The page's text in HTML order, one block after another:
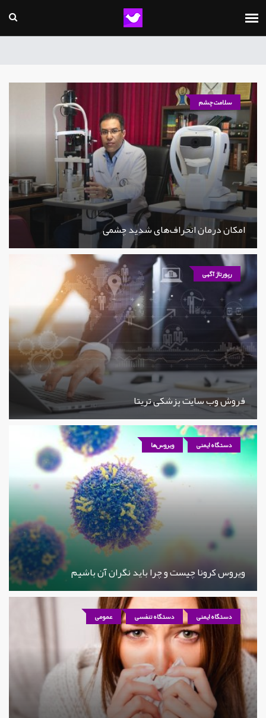
سلامت چشم
امکان درمان انحراف‌های شدید چشمی
رپورتاژ آگهی
فروش وب سایت پزشکی تریتا
دستگاه ایمنی ویروس‌ها
ویروس کرونا چیست و چرا باید نگران آن باشیم
دستگاه ایمنی دستگاه تنفسی عمومی